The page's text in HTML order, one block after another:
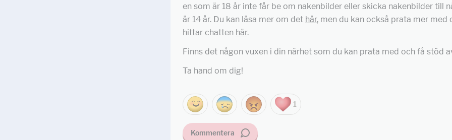
en som är 18 år inte får be om nakenbilder eller skicka nakenbilder till
är 14 år. Du kan läsa mer om det här, men du kan också prata mer med
hittar chatten här.
Finns det någon vuxen i din närhet som du kan prata med och få stöd
Ta hand om dig!
1
Kommentera